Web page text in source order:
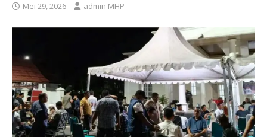
Mei 29, 2026 admin MHP